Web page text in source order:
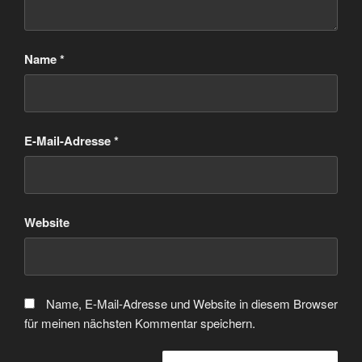
Name*
E-Mail-Adresse*
Website
Name, E-Mail-Adresse und Website in diesem Browser
für meinen nächsten Kommentar speichern.